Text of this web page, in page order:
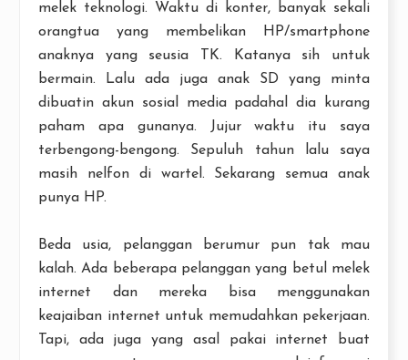
melek teknologi. Waktu di konter, banyak sekali
orangtua yang membelikan HP/smartphone
anaknya yang seusia TK. Katanya sih untuk
bermain. Lalu ada juga anak SD yang minta
dibuatin akun sosial media padahal dia kurang
paham apa gunanya. Jujur waktu itu saya
terbengong-bengong. Sepuluh tahun lalu saya
masih nelfon di wartel. Sekarang semua anak
punya HP.
Beda usia, pelanggan berumur pun tak mau
kalah. Ada beberapa pelanggan yang betul melek
internet dan mereka bisa menggunakan
keajaiban internet untuk memudahkan pekerjaan.
Tapi, ada juga yang asal pakai internet buat